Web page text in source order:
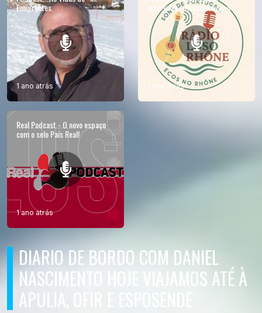
Emigrantes
1 ano atrás
exteriores - Associativismo
1 ano atrás
Real Podcast - O novo espaço
com o selo País Real!
1 ano atrás
DIARIO DE BORDO COM DANIEL
NASCIMENTO HOJE VIAJAMOS ATÉ À
APULIA, OFIR E ESPOSENDE